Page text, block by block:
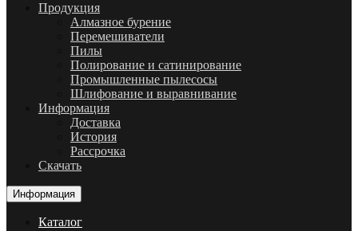
Продукция
Алмазное бурение
Перемешиватели
Пилы
Полирование и сатинирование
Промышленные пылесосы
Шлифование и выравнивание
Информация
Доставка
История
Рассрочка
Скачать
Информация
Каталог